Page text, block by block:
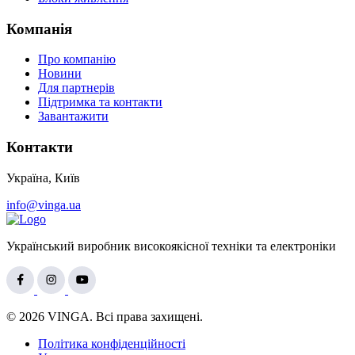
Компанія
Про компанію
Новини
Для партнерів
Підтримка та контакти
Завантажити
Контакти
Україна, Київ
info@vinga.ua
Український виробник високоякісної техніки та електроніки
© 2026 VINGA. Всі права захищені.
Політика конфіденційності